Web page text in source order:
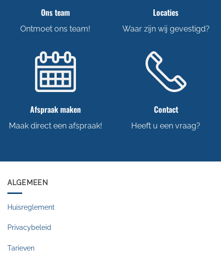
Ons team
Ontmoet ons team!
Locaties
Waar zijn wij gevestigd?
Afspraak maken
Maak direct een afspraak!
Contact
Heeft u een vraag?
ALGEMEEN
Huisreglement
Privacybeleid
Tarieven